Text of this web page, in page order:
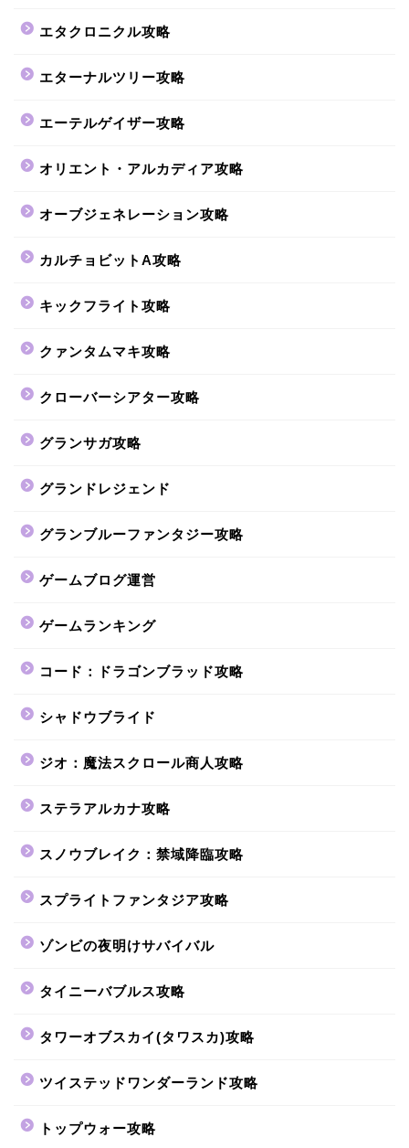
エタクロニクル攻略
エターナルツリー攻略
エーテルゲイザー攻略
オリエント・アルカディア攻略
オーブジェネレーション攻略
カルチョビットA攻略
キックフライト攻略
クァンタムマキ攻略
クローバーシアター攻略
グランサガ攻略
グランドレジェンド
グランブルーファンタジー攻略
ゲームブログ運営
ゲームランキング
コード：ドラゴンブラッド攻略
シャドウブライド
ジオ：魔法スクロール商人攻略
ステラアルカナ攻略
スノウブレイク：禁域降臨攻略
スプライトファンタジア攻略
ゾンビの夜明けサバイバル
タイニーバブルス攻略
タワーオブスカイ(タワスカ)攻略
ツイステッドワンダーランド攻略
トップウォー攻略